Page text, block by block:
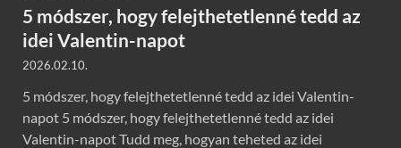
5 módszer, hogy felejthetetlenné tedd az
idei Valentin-napot
2026.02.10.
5 módszer, hogy felejthetetlenné tedd az idei Valentin-
napot 5 módszer, hogy felejthetetlenné tedd az idei
Valentin-napot Tudd meg, hogyan teheted az idei